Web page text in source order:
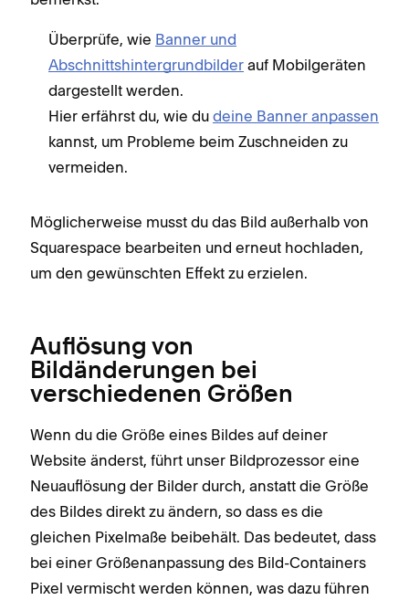
Überprüfe, wie Banner und
Abschnittshintergrundbilder auf Mobilgeräten
dargestellt werden.
Hier erfährst du, wie du deine Banner anpassen
kannst, um Probleme beim Zuschneiden zu
vermeiden.
Möglicherweise musst du das Bild außerhalb von
Squarespace bearbeiten und erneut hochladen,
um den gewünschten Effekt zu erzielen.
Auflösung von
Bildänderungen bei
verschiedenen Größen
Wenn du die Größe eines Bildes auf deiner
Website änderst, führt unser Bildprozessor eine
Neuauflösung der Bilder durch, anstatt die Größe
des Bildes direkt zu ändern, so dass es die
gleichen Pixelmaße beibehält. Das bedeutet, dass
bei einer Größenanpassung des Bild-Containers
Pixel vermischt werden können, was dazu führen